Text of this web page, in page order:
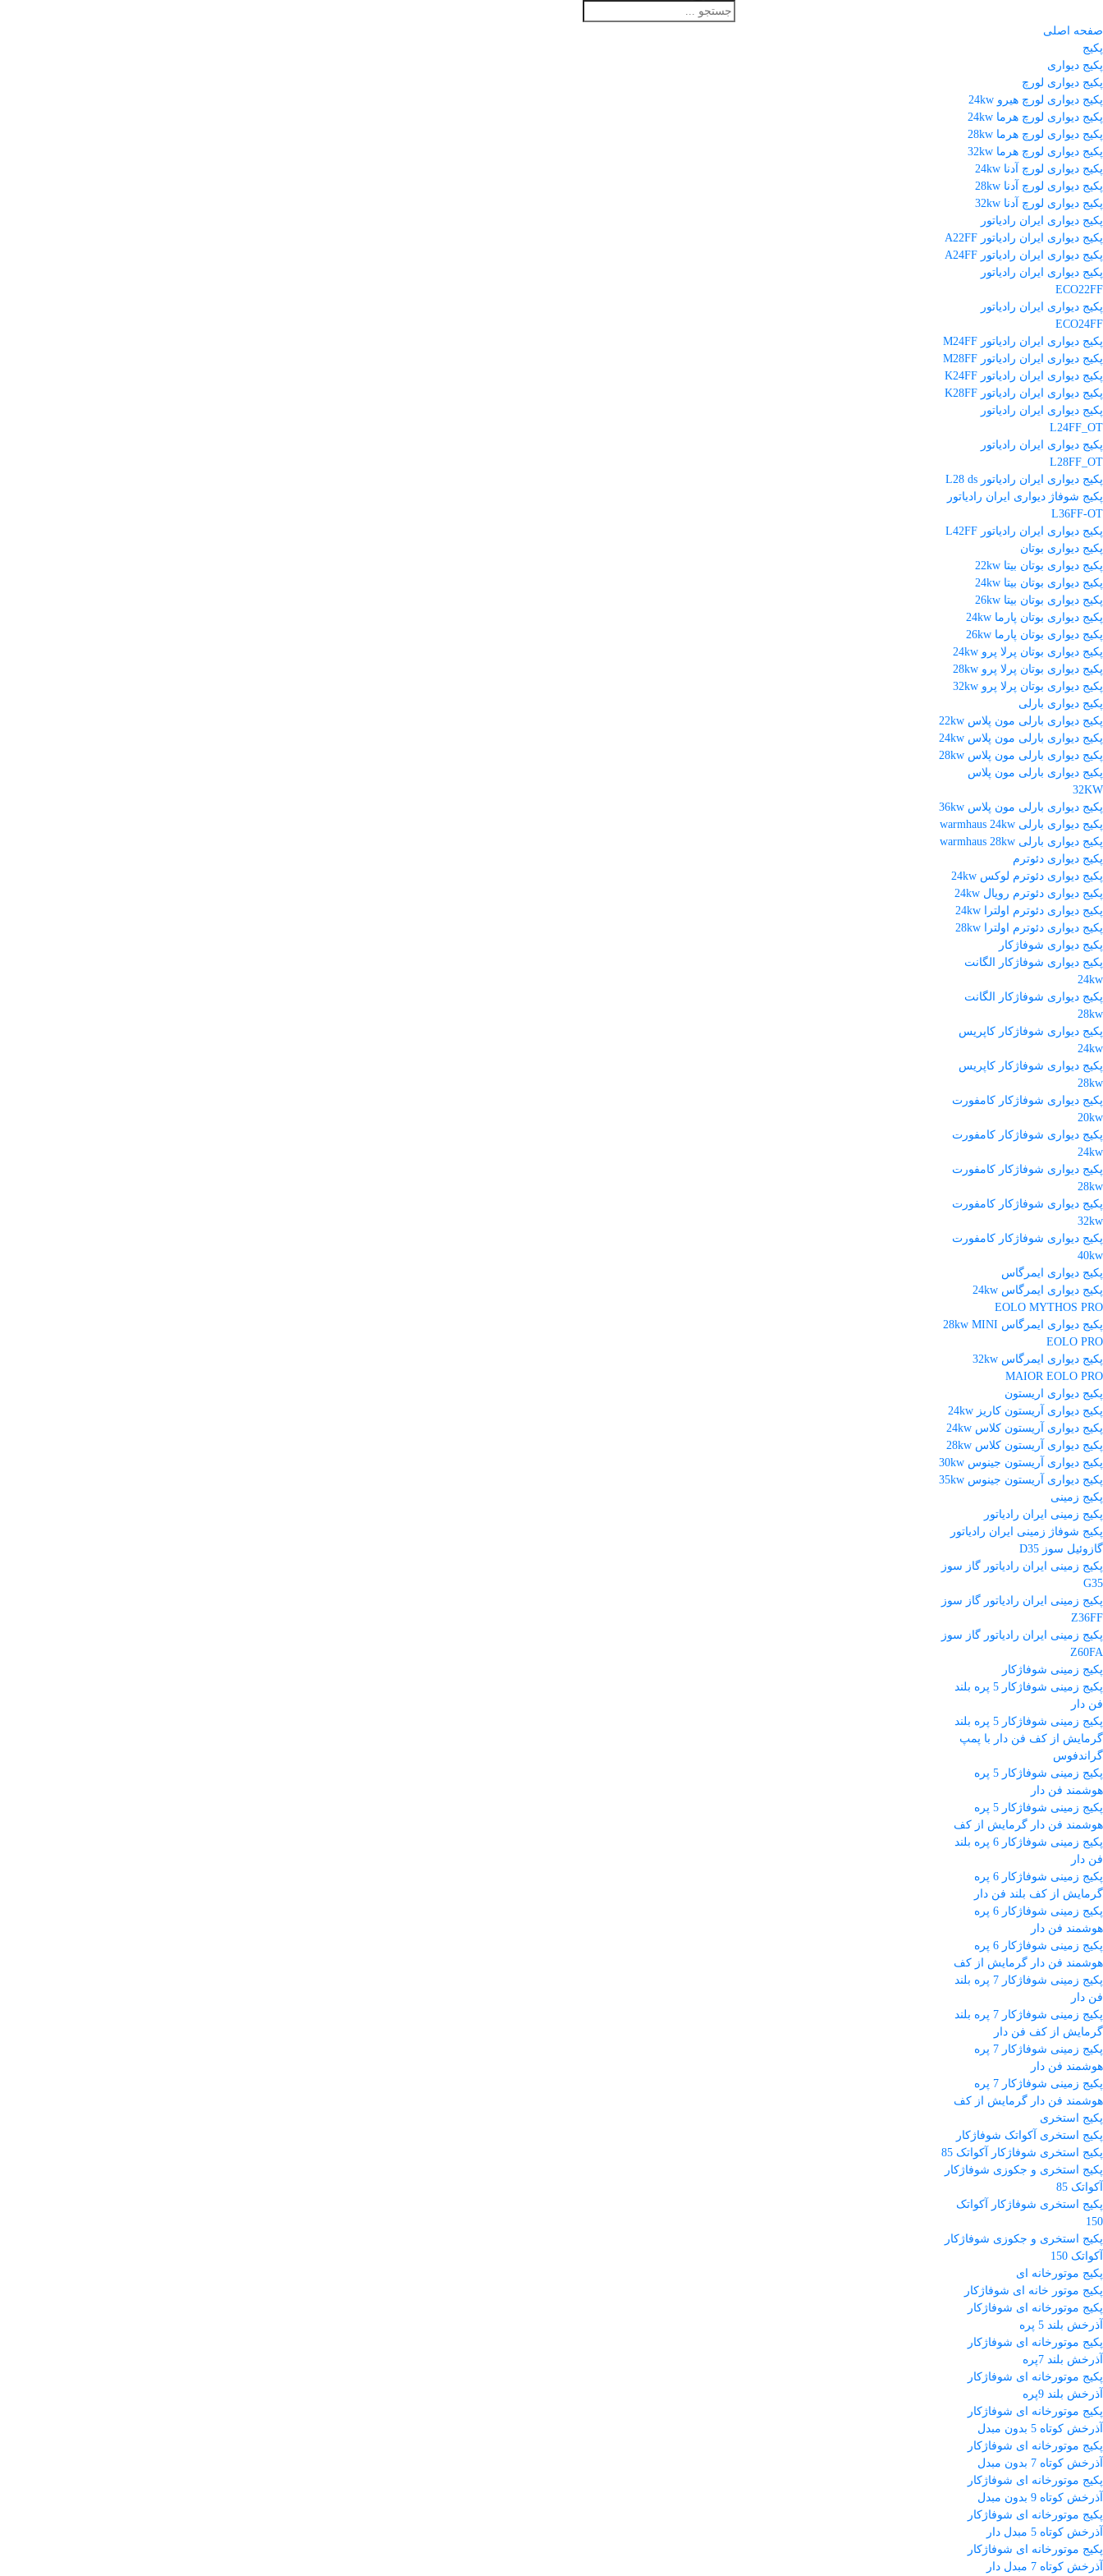
صفحه اصلی
پکیج
پکیج دیواری
پکیج دیواری لورچ
پکیج دیواری لورچ هیرو 24kw
پکیج دیواری لورچ هرما 24kw
پکیج دیواری لورچ هرما 28kw
پکیج دیواری لورچ هرما 32kw
پکیج دیواری لورچ آدنا 24kw
پکیج دیواری لورچ آدنا 28kw
پکیج دیواری لورچ آدنا 32kw
پکیج دیواری ایران رادیاتور
پکیج دیواری ایران رادیاتور A22FF
پکیج دیواری ایران رادیاتور A24FF
پکیج دیواری ایران رادیاتور
ECO22FF
پکیج دیواری ایران رادیاتور
ECO24FF
پکیج دیواری ایران رادیاتور M24FF
پکیج دیواری ایران رادیاتور M28FF
پکیج دیواری ایران رادیاتور K24FF
پکیج دیواری ایران رادیاتور K28FF
پکیج دیواری ایران رادیاتور
L24FF_OT
پکیج دیواری ایران رادیاتور
L28FF_OT
پکیج دیواری ایران رادیاتور L28 ds
پکیج شوفاژ دیواری ایران رادیاتور
L36FF-OT
پکیج دیواری ایران رادیاتور L42FF
پکیج دیواری بوتان
پکیج دیواری بوتان بیتا 22kw
پکیج دیواری بوتان بیتا 24kw
پکیج دیواری بوتان بیتا 26kw
پکیج دیواری بوتان پارما 24kw
پکیج دیواری بوتان پارما 26kw
پکیج دیواری بوتان پرلا پرو 24kw
پکیج دیواری بوتان پرلا پرو 28kw
پکیج دیواری بوتان پرلا پرو 32kw
پکیج دیواری بارلی
پکیج دیواری بارلی مون پلاس 22kw
پکیج دیواری بارلی مون پلاس 24kw
پکیج دیواری بارلی مون پلاس 28kw
پکیج دیواری بارلی مون پلاس
32KW
پکیج دیواری بارلی مون پلاس 36kw
پکیج دیواری بارلی warmhaus 24kw
پکیج دیواری بارلی warmhaus 28kw
پکیج دیواری دئوترم
پکیج دیواری دئوترم لوکس 24kw
پکیج دیواری دئوترم رویال 24kw
پکیج دیواری دئوترم اولترا 24kw
پکیج دیواری دئوترم اولترا 28kw
پکیج دیواری شوفاژکار
پکیج دیواری شوفاژکار الگانت
24kw
پکیج دیواری شوفاژکار الگانت
28kw
پکیج دیواری شوفاژکار کاپریس
24kw
پکیج دیواری شوفاژکار کاپریس
28kw
پکیج دیواری شوفاژکار کامفورت
20kw
پکیج دیواری شوفاژکار کامفورت
24kw
پکیج دیواری شوفاژکار کامفورت
28kw
پکیج دیواری شوفاژکار کامفورت
32kw
پکیج دیواری شوفاژکار کامفورت
40kw
پکیج دیواری ایمرگاس
پکیج دیواری ایمرگاس 24kw
EOLO MYTHOS PRO
پکیج دیواری ایمرگاس 28kw MINI
EOLO PRO
پکیج دیواری ایمرگاس 32kw
MAIOR EOLO PRO
پکیج دیواری اریستون
پکیج دیواری آریستون کاریز 24kw
پکیج دیواری آریستون کلاس 24kw
پکیج دیواری آریستون کلاس 28kw
پکیج دیواری آریستون جینوس 30kw
پکیج دیواری آریستون جینوس 35kw
پکیج زمینی
پکیج زمینی ایران رادیاتور
پکیج شوفاژ زمینی ایران رادیاتور
گازوئیل سوز D35
پکیج زمینی ایران رادیاتور گاز سوز
G35
پکیج زمینی ایران رادیاتور گاز سوز
Z36FF
پکیج زمینی ایران رادیاتور گاز سوز
Z60FA
پکیج زمینی شوفاژکار
پکیج زمینی شوفاژکار 5 پره بلند
فن دار
پکیج زمینی شوفاژکار 5 پره بلند
گرمایش از کف فن دار با پمپ
گراندفوس
پکیج زمینی شوفاژکار 5 پره
هوشمند فن دار
پکیج زمینی شوفاژکار 5 پره
هوشمند فن دار گرمایش از کف
پکیج زمینی شوفاژکار 6 پره بلند
فن دار
پکیج زمینی شوفاژکار 6 پره
گرمایش از کف بلند فن دار
پکیج زمینی شوفاژکار 6 پره
هوشمند فن دار
پکیج زمینی شوفاژکار 6 پره
هوشمند فن دار گرمایش از کف
پکیج زمینی شوفاژکار 7 پره بلند
فن دار
پکیج زمینی شوفاژکار 7 پره بلند
گرمایش از کف فن دار
پکیج زمینی شوفاژکار 7 پره
هوشمند فن دار
پکیج زمینی شوفاژکار 7 پره
هوشمند فن دار گرمایش از کف
پکیج استخری
پکیج استخری آکواتک شوفاژکار
پکیج استخری شوفاژکار آکواتک 85
پکیج استخری و جکوزی شوفاژکار
آکواتک 85
پکیج استخری شوفاژکار آکواتک
150
پکیج استخری و جکوزی شوفاژکار
آکواتک 150
پکیج موتورخانه ای
پکیج موتور خانه ای شوفاژکار
پکیج موتورخانه ای شوفاژکار
آذرخش بلند 5 پره
پکیج موتورخانه ای شوفاژکار
آذرخش بلند 7پره
پکیج موتورخانه ای شوفاژکار
آذرخش بلند 9پره
پکیج موتورخانه ای شوفاژکار
آذرخش کوتاه 5 بدون مبدل
پکیج موتورخانه ای شوفاژکار
آذرخش کوتاه 7 بدون مبدل
پکیج موتورخانه ای شوفاژکار
آذرخش کوتاه 9 بدون مبدل
پکیج موتورخانه ای شوفاژکار
آذرخش کوتاه 5 مبدل دار
پکیج موتورخانه ای شوفاژکار
آذرخش کوتاه 7 مبدل دار